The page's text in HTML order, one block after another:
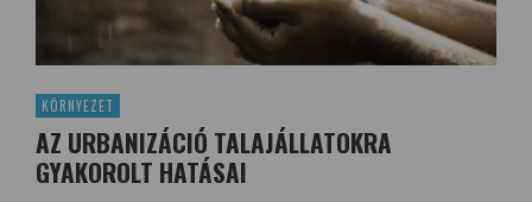
KÖRNYEZET
AZ URBANIZÁCIÓ TALAJÁLLATOKRA
GYAKOROLT HATÁSAI